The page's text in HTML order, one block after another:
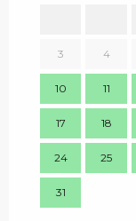
3 4
10 11
17 18
24 25
31